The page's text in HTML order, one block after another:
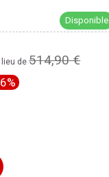
Disponible
lieu de514,90 €